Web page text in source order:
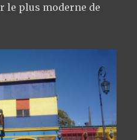
le plus moderne de